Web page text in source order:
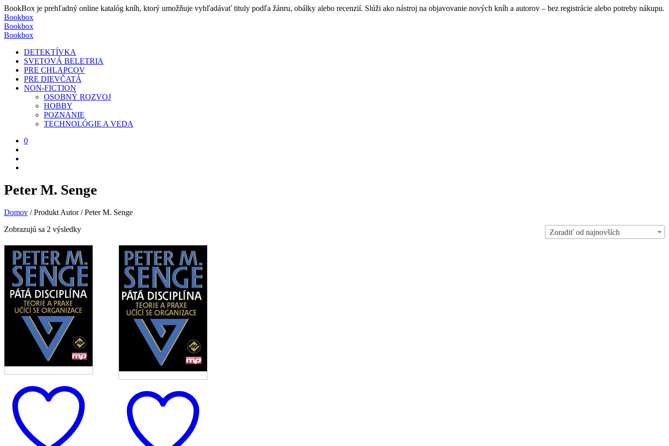
BookBox je prehľadný online katalóg kníh, ktorý umožňuje vyhľadávať tituly podľa žánru, obálky alebo recenzií. Slúži ako nástroj na objavovanie nových kníh a autorov – bez registrácie alebo potreby nákupu.
Bookbox
Bookbox
Bookbox
DETEKTÍVKA
SVETOVÁ BELETRIA
PRE CHLAPCOV
PRE DIEVČATÁ
NON-FICTION
OSOBNÝ ROZVOJ
HOBBY
POZNANIE
TECHNOLÓGIE A VEDA
0
Peter M. Senge
Domov /Produkt Autor/Peter M. Senge
Zoradiť od najnovších
Zobrazujú sa 2 výsledkyZoradené
najnovších